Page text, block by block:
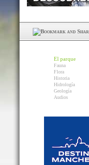
El parque
Fauna
Flora
Historia
Hidrología
Geología
Audios